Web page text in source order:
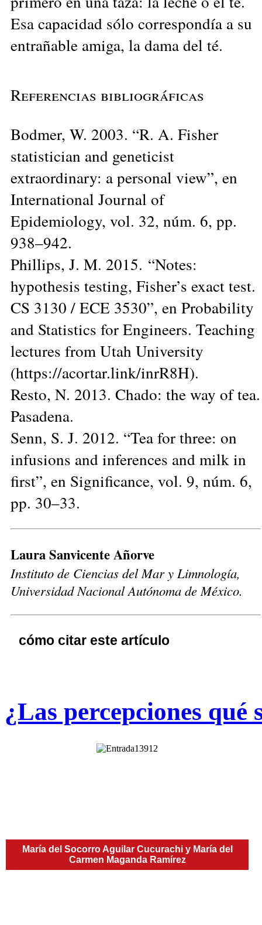
Esa capacidad sólo correspondía a su
entrañable amiga, la dama del té.
Referencias bibliográficas
Bodmer, W. 2003. “R. A. Fisher
statistician and geneticist
extraordinary: a personal view”, en
International Journal of
Epidemiology, vol. 32, núm. 6, pp.
938–942.
Phillips, J. M. 2015. “Notes:
hypothesis testing, Fisher’s exact test.
CS 3130 / ECE 3530”, en Probability
and Statistics for Engineers. Teaching
lectures from Utah University
(https://acortar.link/inrR8H).
Resto, N. 2013. Chado: the way of tea.
Pasadena.
Senn, S. J. 2012. “Tea for three: on
infusions and inferences and milk in
first”, en Significance, vol. 9, núm. 6,
pp. 30–33.
Laura Sanvicente Añorve
Instituto de Ciencias del Mar y Limnología,
Universidad Nacional Autónoma de México.
cómo citar este artículo
¿Las percepciones
María del Socorro Aguilar Cucurachi y María del
Carmen Maganda Ramírez